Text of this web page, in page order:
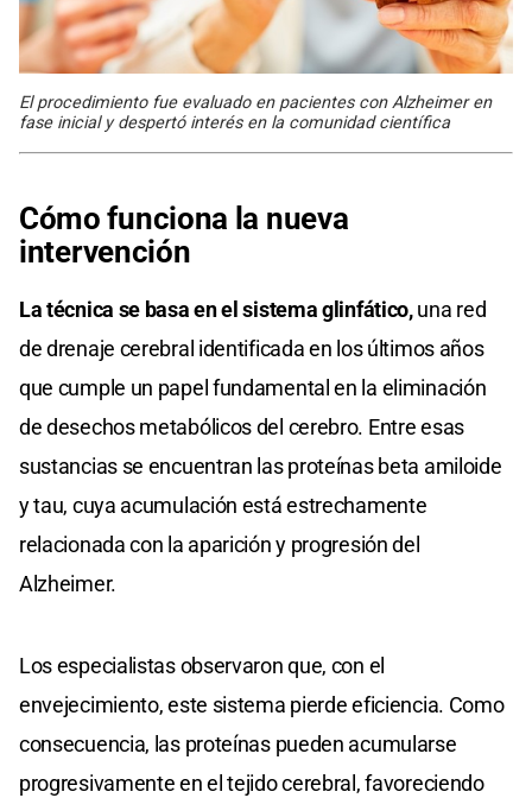
El procedimiento fue evaluado en pacientes con Alzheimer en
fase inicial y despertó interés en la comunidad científica
Cómo funciona la nueva
intervención
La técnica se basa en el sistema glinfático,una red
de drenaje cerebral identificada en los últimos años
que cumple un papel fundamental en la eliminación
de desechos metabólicos del cerebro. Entre esas
sustancias se encuentran las proteínas beta amiloide
y tau, cuya acumulación está estrechamente
relacionada con la aparición y progresión del
Alzheimer.
Los especialistas observaron que, con el
envejecimiento, este sistema pierde eficiencia. Como
consecuencia, las proteínas pueden acumularse
progresivamente en el tejido cerebral, favoreciendo